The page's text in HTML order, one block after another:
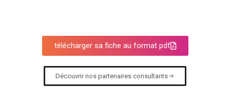
télécharger sa fiche au format pdf
Découvrir nos partenaires consultants